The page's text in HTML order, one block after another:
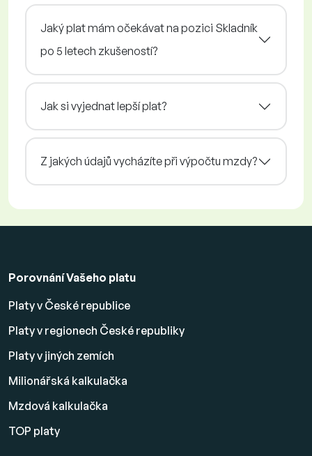
Jaký plat mám očekávat na pozici Skladník
po 5 letech zkušeností?
Jak si vyjednat lepší plat?
Z jakých údajů vycházíte při výpočtu mzdy?
Porovnání Vašeho platu
Platy v České republice
Platy v regionech České republiky
Platy v jiných zemích
Milionářská kalkulačka
Mzdová kalkulačka
TOP platy